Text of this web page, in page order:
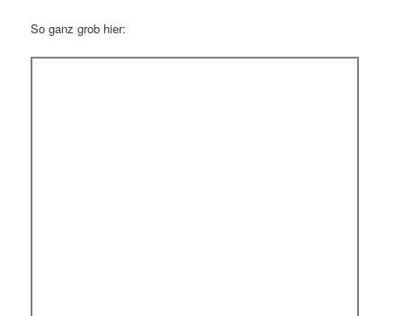
So ganz grob hier: